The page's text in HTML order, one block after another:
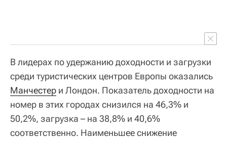
В лидерах по удержанию доходности и загрузки
среди туристических центров Европы оказались
Манчестер и Лондон. Показатель доходности на
номер в этих городах снизился на 46,3% и
50,2%, загрузка – на 38,8% и 40,6%
соответственно. Наименьшее снижение